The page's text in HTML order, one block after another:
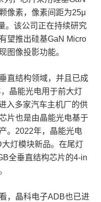
像素，像素间距为25μ
。该公司正在持续研究
望推出硅基GaN Micro
图像投影功能。
直结构领域，并且已成
晶能光电用于前大灯
入多家汽车主机厂的供
片也是由晶能光电基于
。2022年，晶能光电
灯模块新品。在尾灯
全垂直结构芯片的4-in
，晶科电子ADB也已进